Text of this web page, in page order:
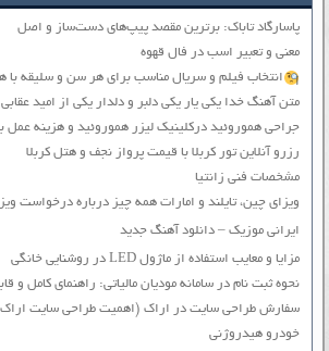
پاسارگاد تاباک: برترین مقصد پیپ‌های دست‌ساز و اصل
معنی و تعبیر اسب در فال قهوه
انتخاب فیلم و سریال مناسب برای هر سن و سلیقه
متن آهنگ خدا یکی یار یکی دلبر و دلدار یکی از امید عقابی
جراحی هموروئید درکلینیک لیزر هموروئید و هزینه عمل
رزرو آنلاین تور کربلا با قیمت پرواز نجف و هتل کربلا
مشخصات فنی زانتیا
ویزای چین، تایلند و امارات همه چیز درباره درخواست
ایرانی موزیک – دانلود آهنگ جدید
مزایا و معایب استفاده از ماژول LED در روشنایی خانگی
نحوه ثبت نام در سامانه مودیان مالیاتی: راهنمای کامل و
سفارش طراحی سایت در اراک (اهمیت طراحی سایت
خودرو هیدروژنی